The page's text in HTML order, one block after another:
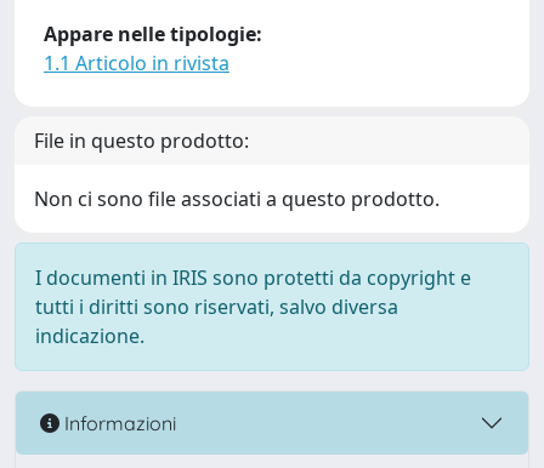
Appare nelle tipologie:
1.1 Articolo in rivista
File in questo prodotto:
Non ci sono file associati a questo prodotto.
I documenti in IRIS sono protetti da copyright e
tutti i diritti sono riservati, salvo diversa
indicazione.
Informazioni